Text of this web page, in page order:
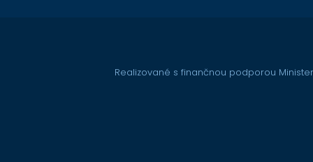
Realizované s finančnou podporou